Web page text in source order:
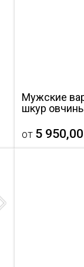
Мужские
шкур
от 5
Next